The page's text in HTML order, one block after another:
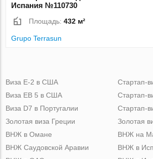
Испания №110730
Площадь:432 м²
Grupo Terrasun
Виза Е-2 в США
Виза ЕВ 5 в США
Виза D7 в Португалии
Золотая виза Греции
Стартап-
Стартап-
Стартап-
Золотая
ВНЖ в Омане
ВНЖ Саудовской Аравии
ВНЖ на
ВНЖ в